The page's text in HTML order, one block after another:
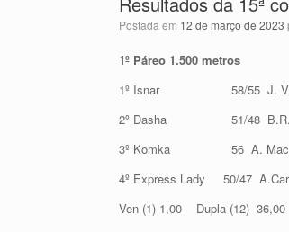
Postada em 12 de março de 2023
1º Páreo 1.500 metros
1º Isnar 58/55 J.
2º Dasha 51/48 B.R.
3º Komka 56 A.
4º Express Lady 50/47
Ven (1) 1,00 Dupla (12)